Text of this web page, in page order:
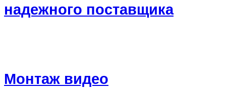
надежного поставщика
Монтаж видео